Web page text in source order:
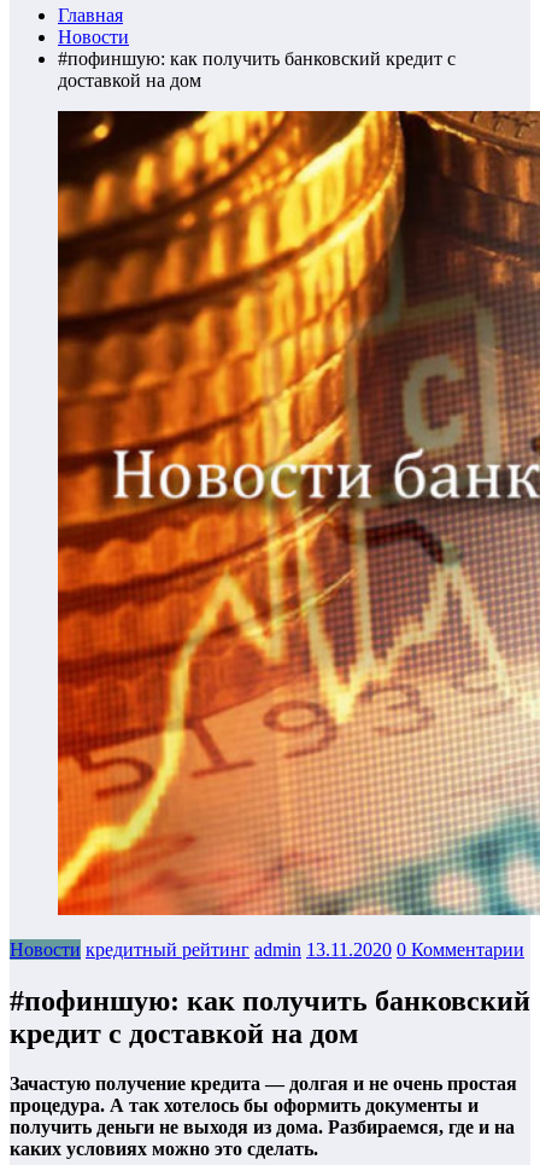
Главная
Новости
#пофиншую: как получить банковский кредит с
доставкой на дом
Новости кредитный рейтинг admin 13.11.2020 0 Комментарии
#пофиншую: как получить банковский
кредит с доставкой на дом
Зачастую получение кредита — долгая и не очень простая
процедура. А так хотелось бы оформить документы и
получить деньги не выходя из дома. Разбираемся, где и на
каких условиях можно это сделать.